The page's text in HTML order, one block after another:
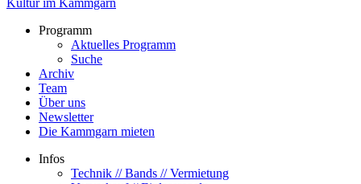
Programm
Aktuelles Programm
Suche
Archiv
Team
Über uns
Newsletter
Die Kammgarn mieten
Infos
Technik // Bands // Vermietung